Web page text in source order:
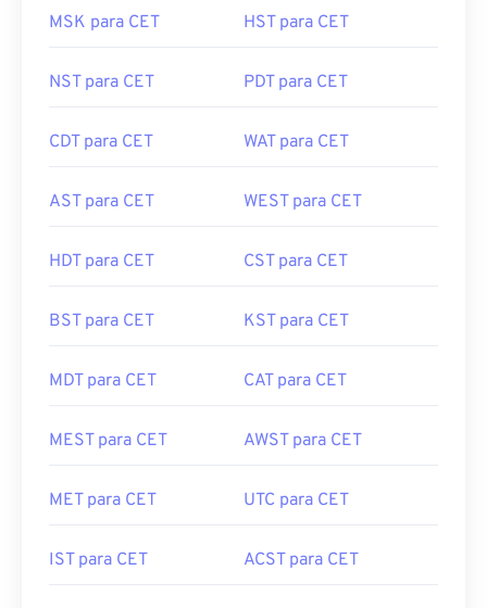
MSK para CET HST para CET
NST para CET PDT para CET
CDT para CET WAT para CET
AST para CET WEST para CET
HDT para CET CST para CET
BST para CET KST para CET
MDT para CET CAT para CET
MEST para CET AWST para CET
MET para CET UTC para CET
IST para CET ACST para CET